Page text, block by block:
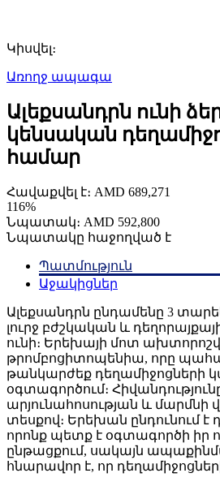
Կիսվել։
Առողջ ապագա
Ալեքսանդրն ունի
կենսական
համար
Հավաքվել է։ AMD 689,271
116%
Նպատակ։ AMD 592,800
Նպատակը հաջողված է
Պատմություն
Աջակիցներ
Ալեքսանդրն ընդամենը 3
լուրջ բժշկական և
ունի։ Երեխայի մոտ
թրոմբոցիտոպենիա, որը
թանկարժեք դեղամիջոցների
օգտագործում։
արյունահոսության և
տեսքով։ Երեխան ընդունում է
որոնք պետք է օգտագործի իր
ընթացքում, սակայն
հնարավոր է, որ